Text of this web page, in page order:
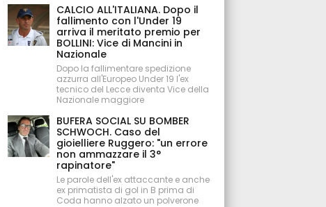
CALCIO ALL'ITALIANA. Dopo il
fallimento con l'Under 19
arriva il meritato premio per
BOLLINI: Vice di Mancini in
Nazionale
Dopo la fallimentare spedizione
azzurra all'Europeo Under 19 l'ex
tecnico del Lecce diventa Vice della
Nazionale maggiore
BUFERA SOCIAL SU BOMBER
SCHWOCH. Caso del
gioielliere Ruggero: "un errore
non ammazzare il 3°
rapinatore"
Le parole dell'ex attaccante e anche
ex primatista di gol in B prima di
Coda hanno alzato un polverone